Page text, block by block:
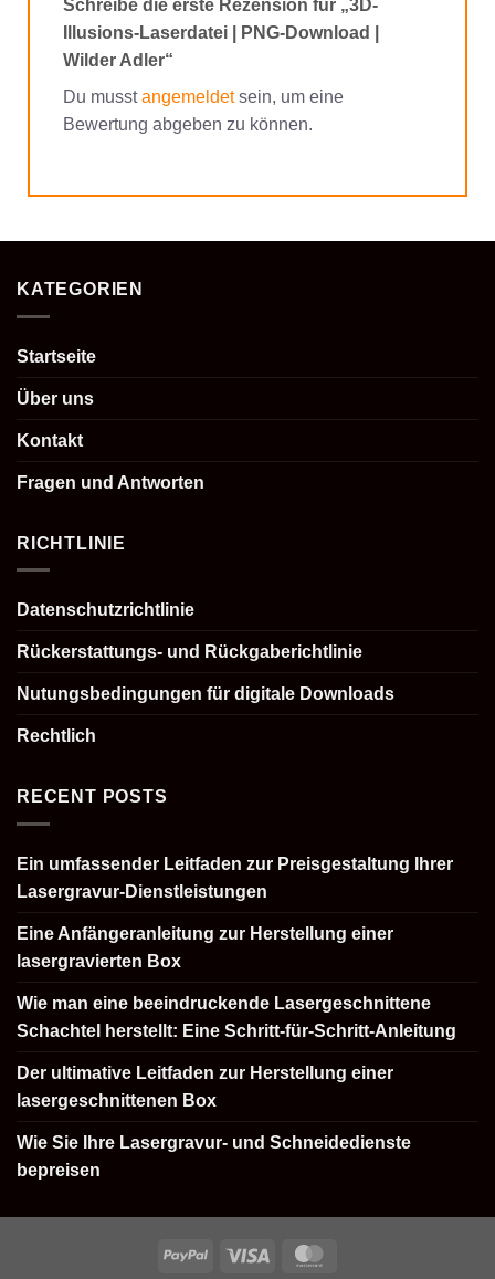
Schreibe die erste Rezension für „3D-
Illusions-Laserdatei | PNG-Download |
Wilder Adler“
Du musstangemeldetsein, um eine
Bewertung abgeben zu können.
KATEGORIEN
Startseite
Über uns
Kontakt
Fragen und Antworten
RICHTLINIE
Datenschutzrichtlinie
Rückerstattungs- und Rückgaberichtlinie
Nutungsbedingungen für digitale Downloads
Rechtlich
RECENT POSTS
Ein umfassender Leitfaden zur Preisgestaltung Ihrer
Lasergravur-Dienstleistungen
Eine Anfängeranleitung zur Herstellung einer
lasergravierten Box
Wie man eine beeindruckende Lasergeschnittene
Schachtel herstellt: Eine Schritt-für-Schritt-Anleitung
Der ultimative Leitfaden zur Herstellung einer
lasergeschnittenen Box
Wie Sie Ihre Lasergravur- und Schneidedienste
bepreisen